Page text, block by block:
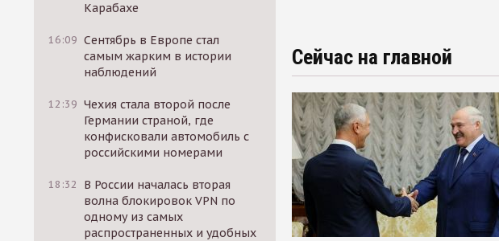
Карабахе
16:09 Сентябрь в Европе стал
самым жарким в истории
наблюдений
12:39 Чехия стала второй после
Германии страной, где
конфисковали автомобиль с
российскими номерами
18:32
В России началась вторая
волна блокировок VPN по
одному из самых
распространенных и удобных
Сейчас на главной